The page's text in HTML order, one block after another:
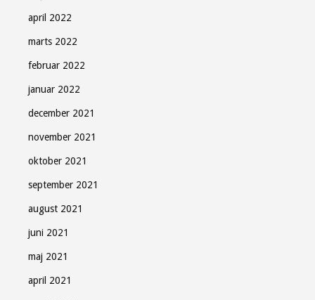
april 2022
marts 2022
februar 2022
januar 2022
december 2021
november 2021
oktober 2021
september 2021
august 2021
juni 2021
maj 2021
april 2021